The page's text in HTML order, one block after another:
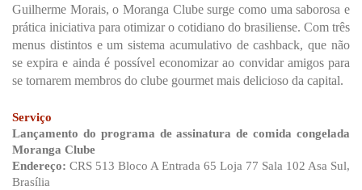
Guilherme Morais, o Moranga Clube surge como uma saborosa e
prática iniciativa para otimizar o cotidiano do brasiliense. Com três
menus distintos e um sistema acumulativo de cashback, que não
se expira e ainda é possível economizar ao convidar amigos para
se tornarem membros do clube gourmet mais delicioso da capital.
Serviço
Lançamento do programa de assinatura de comida congelada
Moranga Clube
Endereço: CRS 513 Bloco A Entrada 65 Loja 77 Sala 102 Asa Sul,
Brasília